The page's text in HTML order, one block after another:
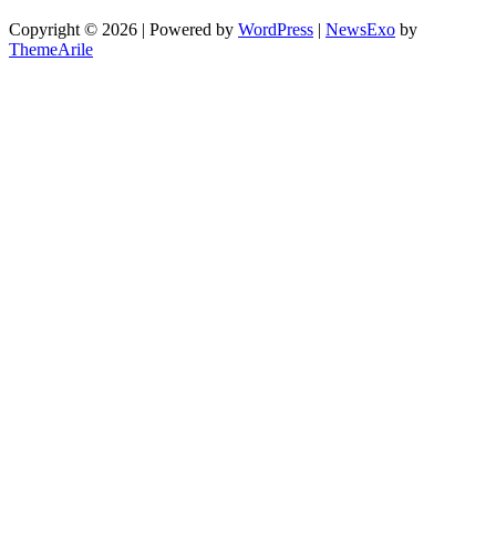
Copyright © 2026 | Powered by WordPress | NewsExo by
ThemeArile